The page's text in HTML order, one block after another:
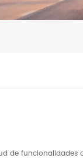
de